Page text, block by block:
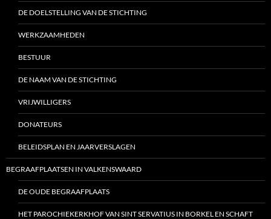
DE DOELSTELLING VAN DE STICHTING
WERKZAAMHEDEN
BESTUUR
DE NAAM VAN DE STICHTING
VRIJWILLIGERS
DONATEURS
BELEIDSPLAN EN JAARVERSLAGEN
BEGRAAFPLAATSEN IN VALKENSWAARD
DE OUDE BEGRAAFPLAATS
HET PAROCHIEKERKHOF VAN SINT SERVATIUS IN BORKEL EN SCHAFT